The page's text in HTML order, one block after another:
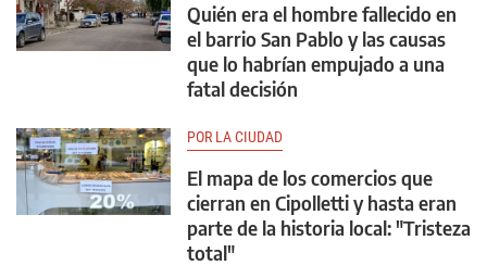
Quién era el hombre fallecido en
el barrio San Pablo y las causas
que lo habrían empujado a una
fatal decisión
POR LA CIUDAD
El mapa de los comercios que
cierran en Cipolletti y hasta eran
parte de la historia local: "Tristeza
total"